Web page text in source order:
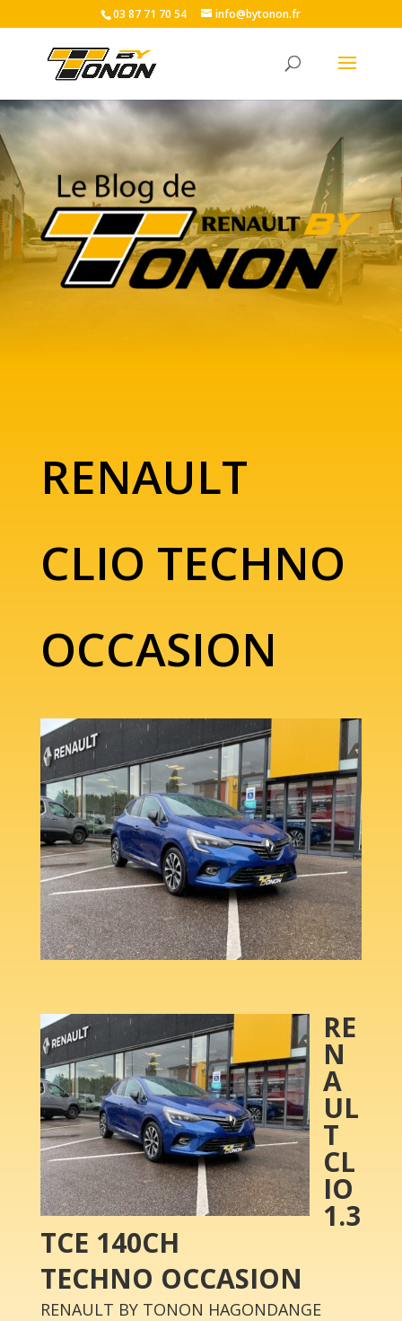
03 87 71 70 54 info@bytonon.fr
RENAULT
CLIO TECHNO
OCCASION
RE
N
A
UL
T
CL
IO
1.3
TCE 140CH
TECHNO OCCASION
RENAULT BY TONON HAGONDANGE